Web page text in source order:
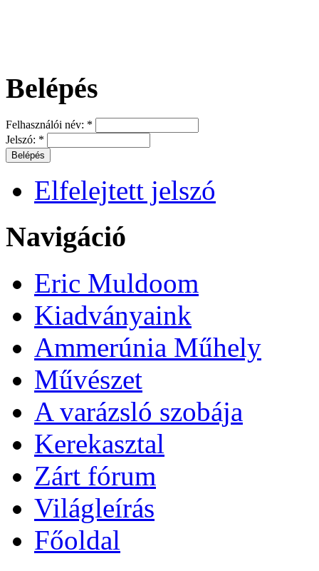
Belépés
Felhasználói név: *
Jelszó: *
Elfelejtett jelszó
Navigáció
Eric Muldoom
Kiadványaink
Ammerúnia Műhely
Művészet
A varázsló szobája
Kerekasztal
Zárt fórum
Világleírás
Főoldal